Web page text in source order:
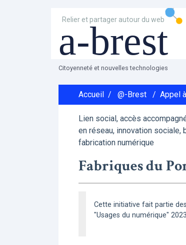
Relier et partager autour du web
a-brest
Citoyenneté et nouvelles technologies
Accueil / @-Brest / Appel
Lien social, accès
en réseau, innovation sociale,
fabrication numérique
Fabriques du
Cette initiative fait partie
"Usages du numérique"